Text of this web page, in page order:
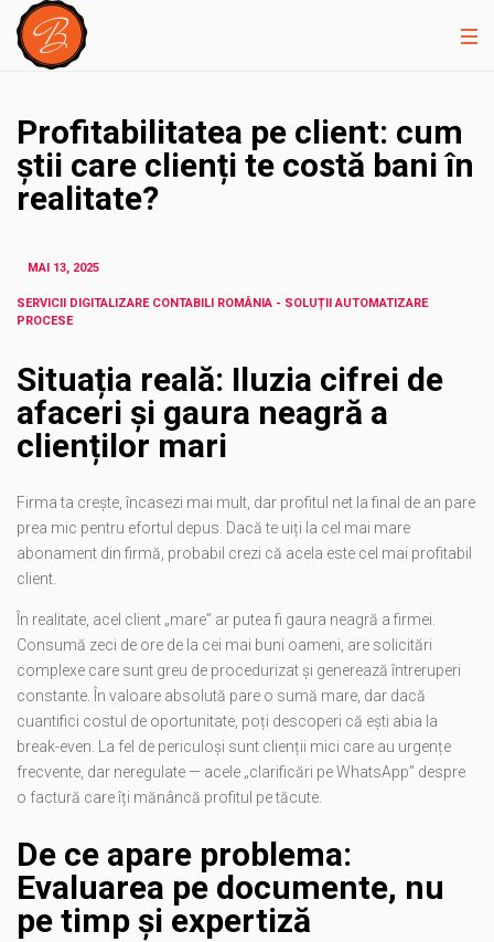
Profitabilitatea pe client: cum
știi care clienți te costă bani în
realitate?
MAI 13, 2025
SERVICII DIGITALIZARE CONTABILI ROMÂNIA - SOLUȚII AUTOMATIZARE
PROCESE
Situația reală: Iluzia cifrei de
afaceri și gaura neagră a
clienților mari
Firma ta crește, încasezi mai mult, dar profitul net la final de an pare
prea mic pentru efortul depus. Dacă te uiți la cel mai mare
abonament din firmă, probabil crezi că acela este cel mai profitabil
client.
În realitate, acel client „mare” ar putea fi gaura neagră a firmei.
Consumă zeci de ore de la cei mai buni oameni, are solicitări
complexe care sunt greu de procedurizat și generează întreruperi
constante. În valoare absolută pare o sumă mare, dar dacă
cuantifici costul de oportunitate, poți descoperi că ești abia la
break-even. La fel de periculoși sunt clienții mici care au urgențe
frecvente, dar neregulate — acele „clarificări pe WhatsApp” despre
o factură care îți mănâncă profitul pe tăcute.
De ce apare problema:
Evaluarea pe documente, nu
pe timp și expertiză